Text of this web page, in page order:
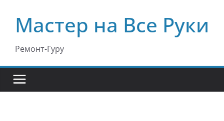
содержимому
Мастер на Все Руки
Ремонт-Гуру